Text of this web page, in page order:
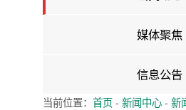
媒体聚焦
信息公告
当前位置： 首页- 新闻中心- 新